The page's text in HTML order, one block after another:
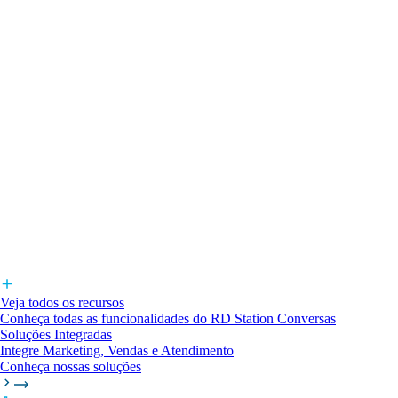
Veja todos os recursos
Conheça todas as funcionalidades do RD Station Conversas
Soluções Integradas
Integre Marketing, Vendas e Atendimento
Conheça nossas soluções